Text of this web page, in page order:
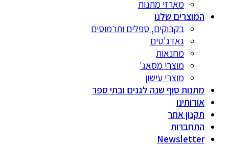
מארזי מתנות
המוצרים שלנו
בקבוקים, ספלים ותרמוסים
גאדג'טים
מחנאות
מוצרי מסאג'
מוצרי עישון
מתנות סוף שנה לגנים ובתי ספר
אודותינו
תקנון אתר
התחברות
Newsletter